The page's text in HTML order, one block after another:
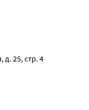
д. 25, стр. 4